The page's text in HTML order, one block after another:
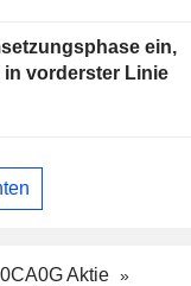
ein,
in vorderster Linie
Aktie